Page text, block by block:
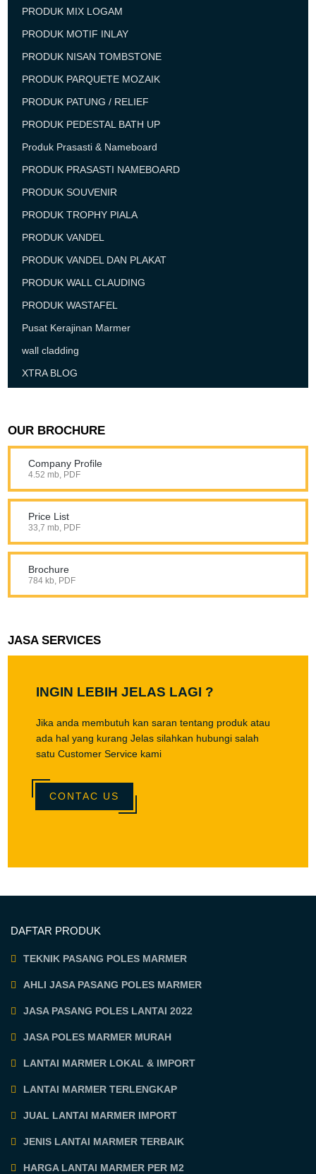
PRODUK MIX LOGAM
PRODUK MOTIF INLAY
PRODUK NISAN TOMBSTONE
PRODUK PARQUETE MOZAIK
PRODUK PATUNG / RELIEF
PRODUK PEDESTAL BATH UP
Produk Prasasti & Nameboard
PRODUK PRASASTI NAMEBOARD
PRODUK SOUVENIR
PRODUK TROPHY PIALA
PRODUK VANDEL
PRODUK VANDEL DAN PLAKAT
PRODUK WALL CLAUDING
PRODUK WASTAFEL
Pusat Kerajinan Marmer
wall cladding
XTRA BLOG
OUR BROCHURE
Company Profile
4.52 mb, PDF
Price List
33,7 mb, PDF
Brochure
784 kb, PDF
JASA SERVICES
INGIN LEBIH JELAS LAGI ?
Jika anda membutuh kan saran tentang produk atau
ada hal yang kurang Jelas silahkan hubungi salah
satu Customer Service kami
CONTAC US
DAFTAR PRODUK
TEKNIK PASANG POLES MARMER
AHLI JASA PASANG POLES MARMER
JASA PASANG POLES LANTAI 2022
JASA POLES MARMER MURAH
LANTAI MARMER LOKAL & IMPORT
LANTAI MARMER TERLENGKAP
JUAL LANTAI MARMER IMPORT
JENIS LANTAI MARMER TERBAIK
HARGA LANTAI MARMER PER M2